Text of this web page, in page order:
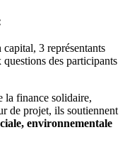
3 représentants
des participants
la finance solidaire,
de projet, ils soutiennent
environnementale